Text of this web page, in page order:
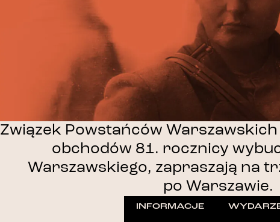
Związek Powstańców
obchodów 81. rocznicy
Warszawskiego, zapraszają na
po Warszawie.
INFORMACJE